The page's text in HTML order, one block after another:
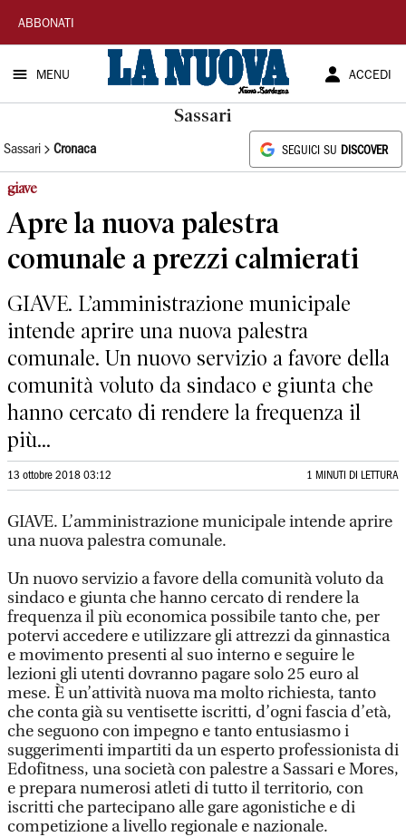
La
Nuova
Sardegna
ABBONATI
MENU ACCEDI
Sassari
Sassari Cronaca SEGUICI SU DISCOVER
giave
Apre la nuova palestra
comunale a prezzi calmierati
GIAVE. L’amministrazione municipale
intende aprire una nuova palestra
comunale. Un nuovo servizio a favore della
comunità voluto da sindaco e giunta che
hanno cercato di rendere la frequenza il
più...
13 ottobre 2018 03:12 1 MINUTI DI LETTURA
GIAVE. L’amministrazione municipale intende aprire
una nuova palestra comunale.
Un nuovo servizio a favore della comunità voluto da
sindaco e giunta che hanno cercato di rendere la
frequenza il più economica possibile tanto che, per
potervi accedere e utilizzare gli attrezzi da ginnastica
e movimento presenti al suo interno e seguire le
lezioni gli utenti dovranno pagare solo 25 euro al
mese. È un’attività nuova ma molto richiesta, tanto
che conta già su ventisette iscritti, d’ogni fascia d’età,
che seguono con impegno e tanto entusiasmo i
suggerimenti impartiti da un esperto professionista di
Edofitness, una società con palestre a Sassari e Mores,
e prepara numerosi atleti di tutto il territorio, con
iscritti che partecipano alle gare agonistiche e di
competizione a livello regionale e nazionale.